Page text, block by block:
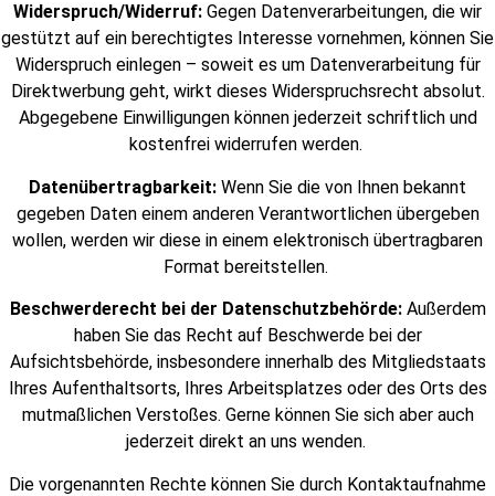
Widerspruch/Widerruf: Gegen Datenverarbeitungen, die wir
gestützt auf ein berechtigtes Interesse vornehmen, können Sie
Widerspruch einlegen – soweit es um Datenverarbeitung für
Direktwerbung geht, wirkt dieses Widerspruchsrecht absolut.
Abgegebene Einwilligungen können jederzeit schriftlich und
kostenfrei widerrufen werden.
Datenübertragbarkeit: Wenn Sie die von Ihnen bekannt
gegeben Daten einem anderen Verantwortlichen übergeben
wollen, werden wir diese in einem elektronisch übertragbaren
Format bereitstellen.
Beschwerderecht bei der Datenschutzbehörde:Außerdem
haben Sie das Recht auf Beschwerde bei der
Aufsichtsbehörde, insbesondere innerhalb des Mitgliedstaats
Ihres Aufenthaltsorts, Ihres Arbeitsplatzes oder des Orts des
mutmaßlichen Verstoßes. Gerne können Sie sich aber auch
jederzeit direkt an uns wenden.
Die vorgenannten Rechte können Sie durch Kontaktaufnahme